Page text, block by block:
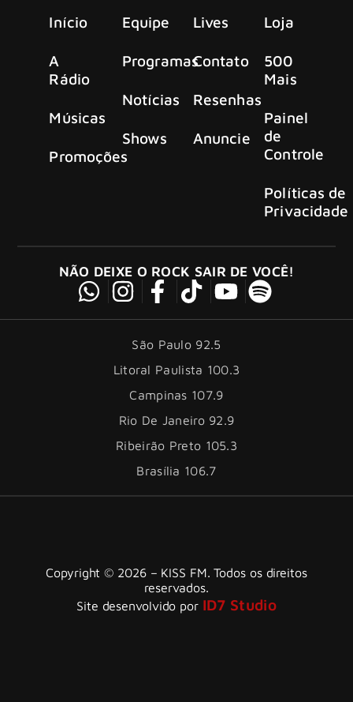
Início
A
Rádio
Músicas
Promoções
Equipe
Programas
Notícias
Shows
Lives
Contato
Resenhas
Anuncie
Loja
500
Mais
Painel
de
Controle
Políticas de
Privacidade
NÃO DEIXE O ROCK SAIR DE VOCÊ!
São Paulo 92.5
Litoral Paulista 100.3
Campinas 107.9
Rio De Janeiro 92.9
Ribeirão Preto 105.3
Brasília 106.7
Copyright © 2026 – KISS FM. Todos os direitos
reservados.
Site desenvolvido por ID7 Studio